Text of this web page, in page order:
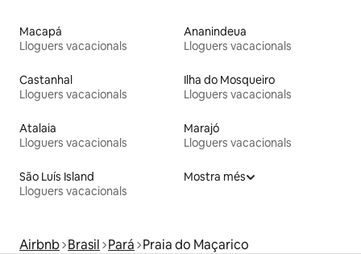
Macapá
Lloguers vacacionals
Ananindeua
Lloguers vacacionals
Castanhal
Lloguers vacacionals
Ilha do Mosqueiro
Lloguers vacacionals
Atalaia
Lloguers vacacionals
Marajó
Lloguers vacacionals
São Luís Island
Lloguers vacacionals
Mostra més
Airbnb Brasil Pará Praia do Maçarico